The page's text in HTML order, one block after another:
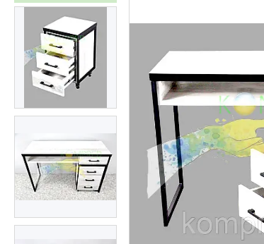
Презентації
Реєстраційні документи